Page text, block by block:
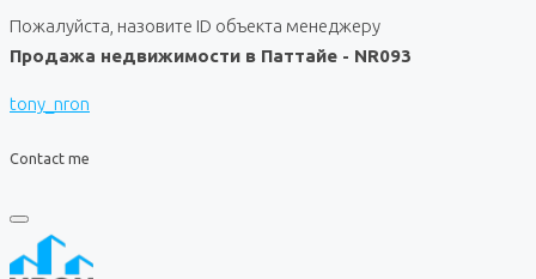
Пожалуйста, назовите ID объекта менеджеру
Продажа недвижимости в Паттайе - NR093
tony_nron
Contact me